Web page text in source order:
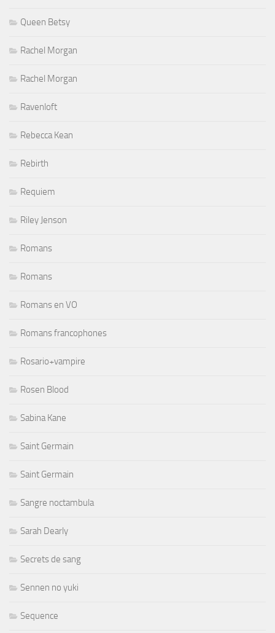
Queen Betsy
Rachel Morgan
Rachel Morgan
Ravenloft
Rebecca Kean
Rebirth
Requiem
Riley Jenson
Romans
Romans
Romans en VO
Romans francophones
Rosario+vampire
Rosen Blood
Sabina Kane
Saint Germain
Saint Germain
Sangre noctambula
Sarah Dearly
Secrets de sang
Sennen no yuki
Sequence